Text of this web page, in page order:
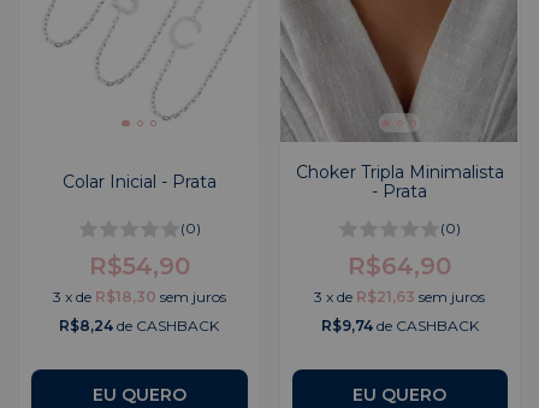
Colar Inicial - Prata
(0)
R$54,90
3 x de R$18,30 sem juros
R$8,24 de CASHBACK
EU QUERO
Choker Tripla Minimalista
- Prata
(0)
R$64,90
3 xde R$21,63 sem juros
R$9,74de CASHBACK